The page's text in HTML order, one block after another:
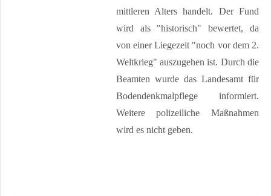
mittleren Alters handelt. Der Fund
wird als "historisch" bewertet, da
von einer Liegezeit "noch vor dem 2.
Weltkrieg" auszugehen ist. Durch die
Beamten wurde das Landesamt für
Bodendenkmalpflege informiert.
Weitere polizeiliche Maßnahmen
wird es nicht geben.